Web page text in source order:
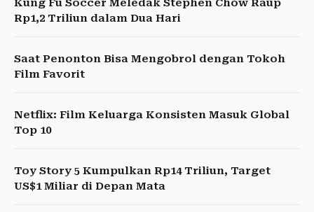
Kung Fu Soccer Meledak Stephen Chow Raup
Rp1,2 Triliun dalam Dua Hari
Saat Penonton Bisa Mengobrol dengan Tokoh
Film Favorit
Netflix: Film Keluarga Konsisten Masuk Global
Top 10
Toy Story 5 Kumpulkan Rp14 Triliun, Target
US$1 Miliar di Depan Mata